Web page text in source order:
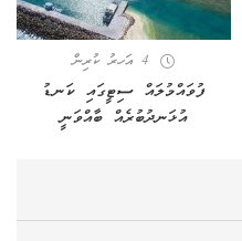
4 އަހރު ކުރިން
ފުވައްމުލައް ސިޓީގައި ކަނޑު
އުޅަނދުބުރެއް ބާއްވަނީ